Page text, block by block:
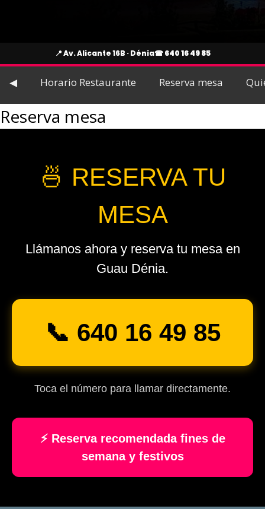
📍 Av. Alicante 16B · Dénia☎640 16 49 85
◀ Horario Restaurante Reserva mesa
Reserva mesa
🍜 RESERVA TU
MESA
Llámanos ahora y reserva tu mesa en
Guau Dénia.
📞 640 16 49 85
Toca el número para llamar directamente.
⚡ Reserva recomendada fines de
semana y festivos